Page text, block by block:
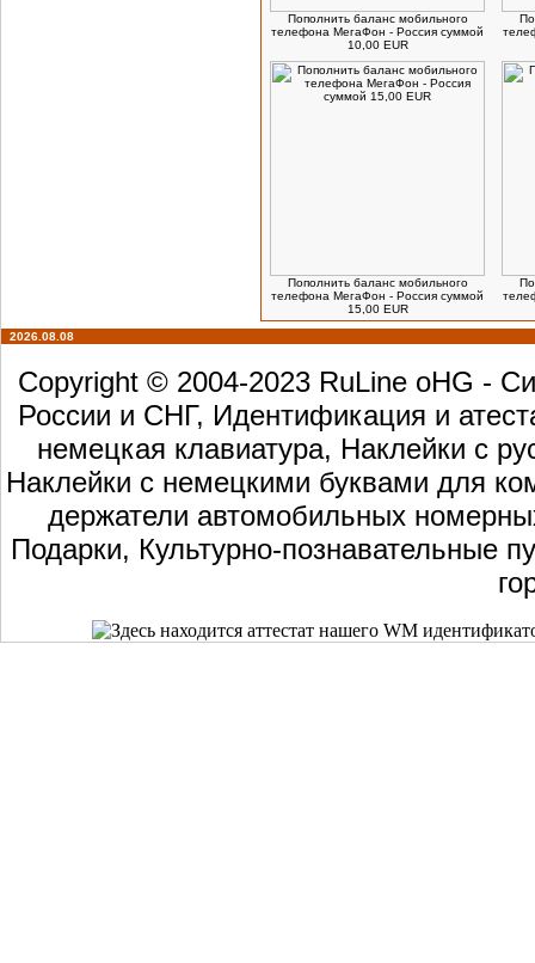
Пополнить баланс мобильного
телефона МегаФон - Россия суммой
10,00 EUR
Пополнить баланс мобильного
телефона МегаФон - Россия суммой
15,00 EUR
2026.08.08
Copyright © 2004-2023 RuLine oHG -
России и СНГ, Идентификация и
немецкая клавиатура, Наклейки с
Наклейки с немецкими буквами для
держатели автомобильных
Подарки, Культурно-познавательные